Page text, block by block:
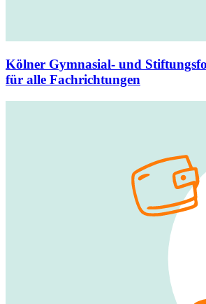
Kölner Gymnasial- und
für alle Fachrichtungen